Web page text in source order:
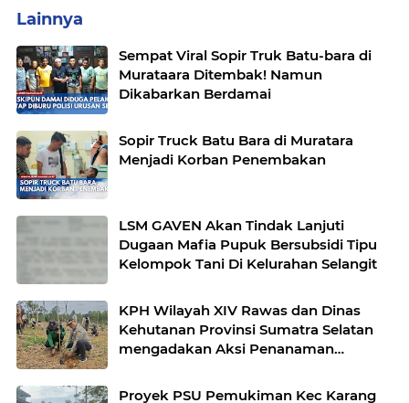
Lainnya
Sempat Viral Sopir Truk Batu-bara di
Murataara Ditembak! Namun
Dikabarkan Berdamai
Sopir Truck Batu Bara di Muratara
Menjadi Korban Penembakan
LSM GAVEN Akan Tindak Lanjuti
Dugaan Mafia Pupuk Bersubsidi Tipu
Kelompok Tani Di Kelurahan Selangit
KPH Wilayah XIV Rawas dan Dinas
Kehutanan Provinsi Sumatra Selatan
mengadakan Aksi Penanaman
Proyek PSU Pemukiman Kec Karang